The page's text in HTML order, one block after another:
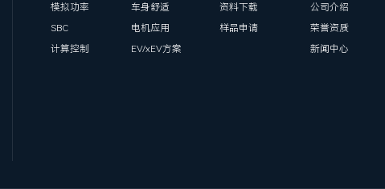
模拟功率
SBC
计算控制
车身舒适
电机应用
EV/xEV方案
资料下载
样品申请
公司介绍
荣誉资质
新闻中心